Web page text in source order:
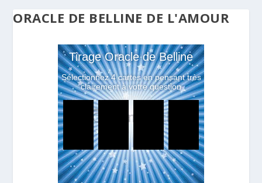
ORACLE DE BELLINE DE L'AMOUR